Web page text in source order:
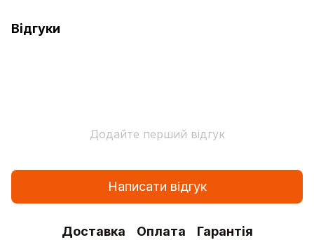
Відгуки
Додайте перший відгук
Написати відгук
Доставка Оплата Гарантія